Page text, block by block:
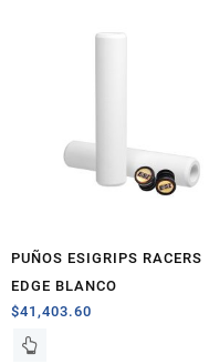
PUÑOS ESIGRIPS RACERS
EDGE BLANCO
$41,403.60